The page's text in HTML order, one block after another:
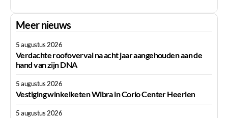
Meer nieuws
5 augustus 2026
Verdachte roofoverval na acht jaar aangehouden aan de
hand van zijn DNA
5 augustus 2026
Vestiging winkelketen Wibra in Corio Center Heerlen
5 augustus 2026